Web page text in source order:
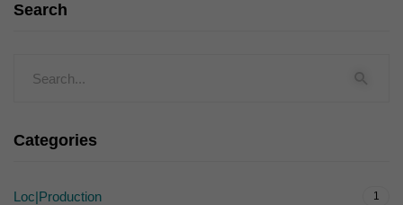
Search
Categories
Loc|Production 1